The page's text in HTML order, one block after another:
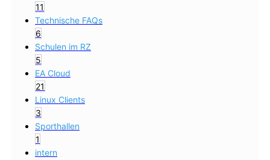
11
Technische FAQs
6
Schulen im RZ
5
EA Cloud
21
Linux Clients
3
Sporthallen
1
intern